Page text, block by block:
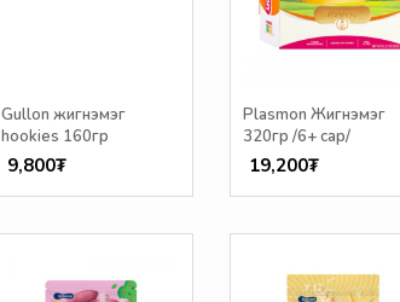
Gullon жигнэмэг
hookies 160гр
9,800₮
Plasmon Жигнэмэг
320гр /6+ сар/
19,200₮